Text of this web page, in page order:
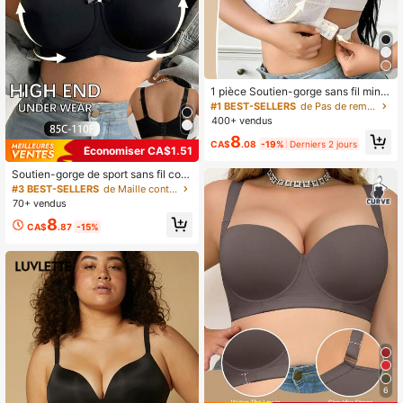
Économiser CA$1.51
Soutien-gorge de sport sans fil conf
ortable à coupelle souple de couleu
r unie pour femmes grande taille
#3 BEST-SELLERS
de Maille contrastée Soutiens-gorge grande taille
70+ vendus
CA$8.87 -15%
1 pièce Soutien-gorge sans fil mini
maliste en dentelle et patchwork, c
onfortable et décontracté pour gran
#1 BEST-SELLERS
de Pas de rembourrage Soutiens-gorge et bralettes
400+ vendus
CA$8.08 -19% Derniers 2 jours
6